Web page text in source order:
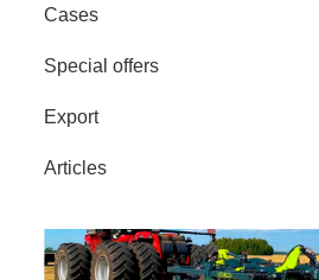
Multipurpose units
Unit carriers
Cases
Special offers
Export
Articles